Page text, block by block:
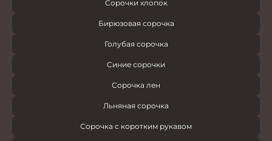
Сорочки хлопок
Бирюзовая сорочка
Голубая сорочка
Синие сорочки
Сорочка лен
Льняная сорочка
Сорочка с коротким рукавом